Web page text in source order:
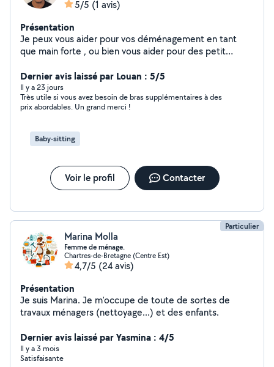
5/5 (1 avis)
Présentation
Je peux vous aider pour vos déménagement en tant
que main forte , ou bien vous aider pour des petit
Dernier avis laissé par Louan : 5/5
Il y a 23 jours
Très utile si vous avez besoin de bras supplémentaires à des
prix abordables. Un grand merci !
Baby-sitting
Voir le profil Contacter
Particulier
Marina Molla
Femme de ménage.
Chartres-de-Bretagne (Centre Est)
4,7/5 (24 avis)
Présentation
Je suis Marina. Je m'occupe de toute de sortes de
travaux ménagers (nettoyage...) et des enfants.
Dernier avis laissé par Yasmina : 4/5
Il y a 3 mois
Satisfaisante